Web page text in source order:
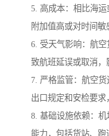
5. 高成本：相比海
附加值高或对时间敏
6. 受天气影响：航
致航班延误或取消，
7. 严格监管：航空
出口规定和安检要求
8. 基础设施依赖：
能力，包括货站、